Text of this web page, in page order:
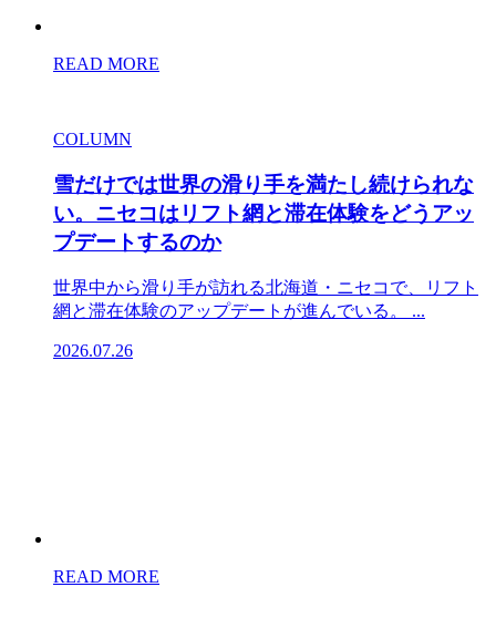
READ MORE
COLUMN
雪だけでは世界の滑り手を満たし続けられな
い。ニセコはリフト網と滞在体験をどうアッ
プデートするのか
世界中から滑り手が訪れる北海道・ニセコで、リフト
網と滞在体験のアップデートが進んでいる。 ...
2026.07.26
READ MORE